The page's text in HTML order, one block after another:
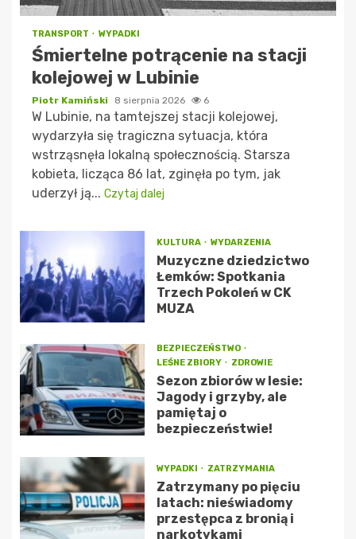
TRANSPORT WYPADKI
Śmiertelne potrącenie na stacji
kolejowej w Lubinie
Piotr Kamiński 8 sierpnia 2026 6
W Lubinie, na tamtejszej stacji kolejowej,
wydarzyła się tragiczna sytuacja, która
wstrząsnęła lokalną społecznością. Starsza
kobieta, licząca 86 lat, zginęła po tym, jak
uderzył ją... Czytaj dalej
KULTURA WYDARZENIA
Muzyczne dziedzictwo
Łemków: Spotkania
Trzech Pokoleń w CK
MUZA
BEZPIECZEŃSTWO
LEŚNE ZBIORY
ZDROWIE
Sezon zbiorów w lesie:
Jagody i grzyby, ale
pamiętaj o
bezpieczeństwie!
WYPADKI ZATRZYMANIA
Zatrzymany po pięciu
latach: nieświadomy
przestępca z bronią i
narkotykami